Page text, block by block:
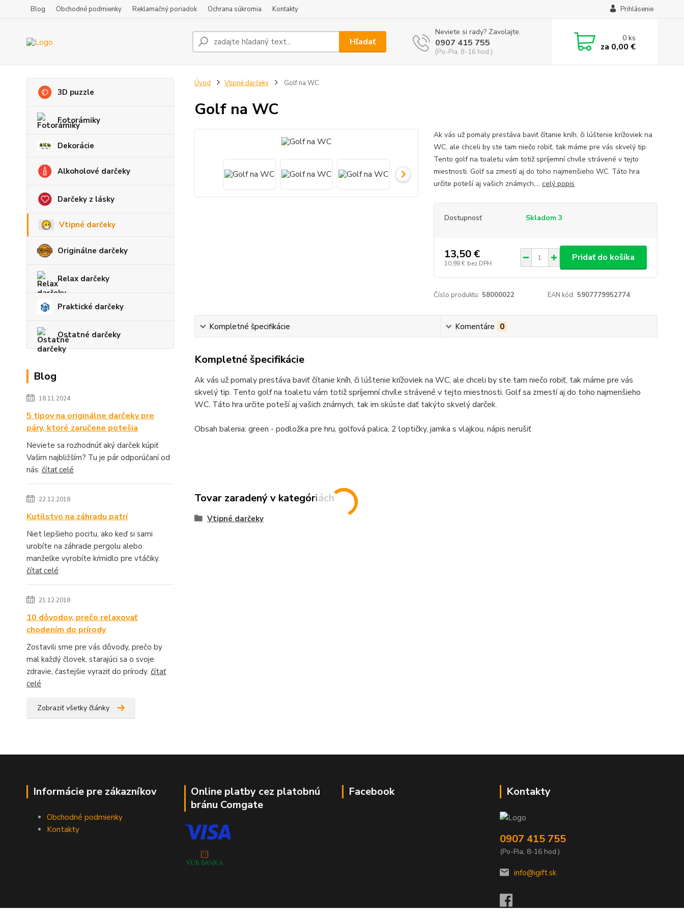
Blog Obchodné podmienky Reklamačný poriadok Ochrana súkromia Kontakty Prihlásenie
Hľadať
Neviete si rady? Zavolajte.
0907 415 755
(Po-Pia, 8-16 hod.)
0ks
za 0,00 €
3D puzzle
Fotorámiky
Dekorácie
Alkoholové darčeky
Darčeky z lásky
Vtipné darčeky
Originálne darčeky
Relax darčeky
Praktické darčeky
Ostatné darčeky
Blog
18.11.2024
5 tipov na originálne darčeky pre
páry, ktoré zaručene potešia
Neviete sa rozhodnúť aký darček kúpiť
Vašim najbližším? Tu je pár odporúčaní od
nás. čítať celé
22.12.2018
Kutilstvo na záhradu patrí
Niet lepšieho pocitu, ako keď si sami
urobíte na záhrade pergolu alebo
manželke vyrobíte kŕmidlo pre vtáčiky.
čítať celé
21.12.2018
10 dôvodov, prečo relaxovať
chodením do prírody
Zostavili sme pre vás dôvody, prečo by
mal každý človek, starajúci sa o svoje
zdravie, častejšie vyraziť do prírody. čítať
celé
Zobraziť všetky články
Úvod Vtipné darčeky Golf na WC
Golf na WC
Ak vás už pomaly prestáva baviť čítanie kníh, či lúštenie krížoviek na
WC, ale chceli by ste tam niečo robiť, tak máme pre vás skvelý tip.
Tento golf na toaletu vám totiž spríjemní chvíle strávené v tejto
miestnosti. Golf sa zmestí aj do toho najmenšieho WC. Táto hra
určite poteší aj vašich známych,... celý popis
Dostupnosť Skladom 3
13,50 €
10,98 € bez DPH
Pridať do košíka
Číslo produktu: 58000022 EAN kód: 5907779952774
Kompletné špecifikácie Komentáre 0
Kompletné špecifikácie
Ak vás už pomaly prestáva baviť čítanie kníh, či lúštenie krížoviek na WC, ale chceli by ste tam niečo robiť, tak máme pre vás
skvelý tip. Tento golf na toaletu vám totiž spríjemní chvíle strávené v tejto miestnosti. Golf sa zmestí aj do toho najmenšieho
WC. Táto hra určite poteší aj vašich známych, tak im skúste dať takýto skvelý darček.
Obsah balenia: green - podložka pre hru, golfová palica, 2 loptičky, jamka s vlajkou, nápis nerušiť
Tovar zaradený v kategóriách
Vtipné darčeky
Informácie pre zákazníkov
Obchodné podmienky
Kontakty
Online platby cez platobnú
bránu Comgate
Facebook Kontakty
0907 415 755
(Po-Pia, 8-16 hod.)
info@igift.sk